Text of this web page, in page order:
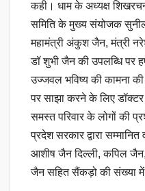
कही। धाम के अध्यक्ष
समिति के मुख्य संयोजक
महामंत्री अंकुश जैन, मंत्री
डॉ शुभी जैन की उपलब्धि पर
उज्जवल भविष्य की कामना
पर साझा करने के लिए
समस्त परिवार के लोगों की
प्रदेश सरकार द्वारा
आशीष जैन दिल्ली, कपिल
जैन सहित सैंकड़ो की संख्या में